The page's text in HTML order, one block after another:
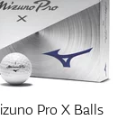
RB Max Balls